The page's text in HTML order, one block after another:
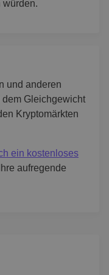
würden.
und anderen
dem Gleichgewicht
Kryptomärkten
ein kostenloses
aufregende